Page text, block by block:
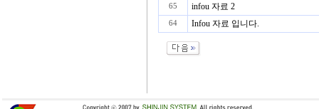
65 infou 자료 2
64 Infou 자료 입니다.